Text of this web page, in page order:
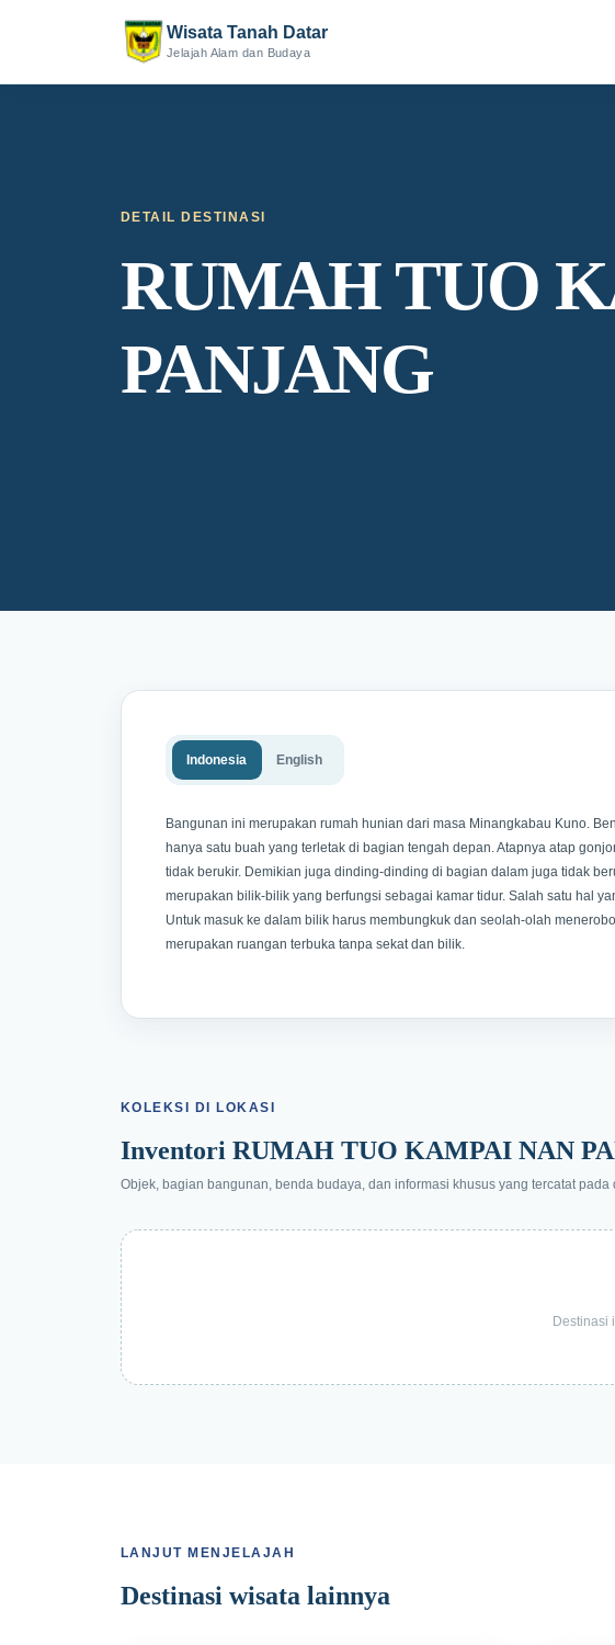
Wisata Tanah Datar
Jelajah Alam dan Budaya
DETAIL DESTINASI
RUMAH TUO
PANJANG
Indonesia English
Bangunan ini merupakan rumah hunian dari masa Minangkabau Kuno.
hanya satu buah yang terletak di bagian tengah depan. Atapnya atap
tidak berukir. Demikian juga dinding-dinding di bagian dalam juga tidak
merupakan bilik-bilik yang berfungsi sebagai kamar tidur. Salah satu hal
Untuk masuk ke dalam bilik harus membungkuk dan seolah-olah
merupakan ruangan terbuka tanpa sekat dan bilik.
KOLEKSI DI LOKASI
Inventori RUMAH TUO KAMPAI NAN
Objek, bagian bangunan, benda budaya, dan informasi khusus yang tercatat pada
Destinasi
LANJUT MENJELAJAH
Destinasi wisata lainnya